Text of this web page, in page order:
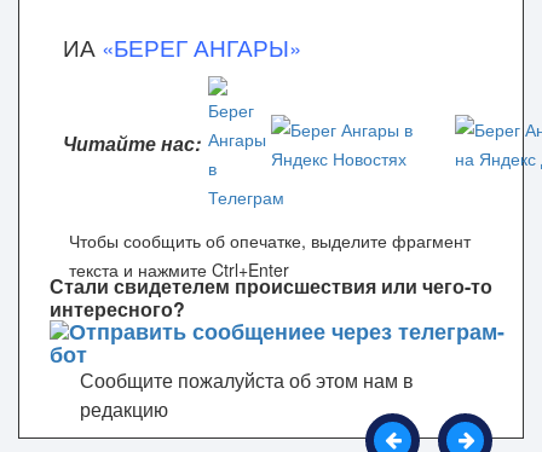
ИА «БЕРЕГ АНГАРЫ»
Читайте нас:
Стали свидетелем происшествия или чего-то
интересного?
Сообщите пожалуйста об этом нам в
редакцию
Чтобы сообщить об опечатке, выделите фрагмент
текста и нажмите Ctrl+Enter